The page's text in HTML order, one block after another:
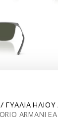
ΓΥΑΛΙΑ ΗΛΙΟΥ
ARMANI